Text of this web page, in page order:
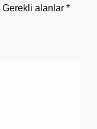
Gerekli alanlar *